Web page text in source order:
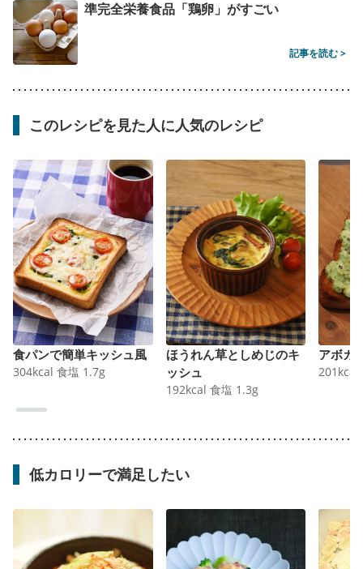
準完全栄養食品「鶏卵」がすごい
記事を読む >
このレシピを見た人に人気のレシピ
食パンで簡単キッシュ風
304kcal 食塩 1.7g
ほうれん草としめじのキ
ッシュ
192kcal 食塩 1.3g
アボカ
201 kcal
低カロリーで満足したい